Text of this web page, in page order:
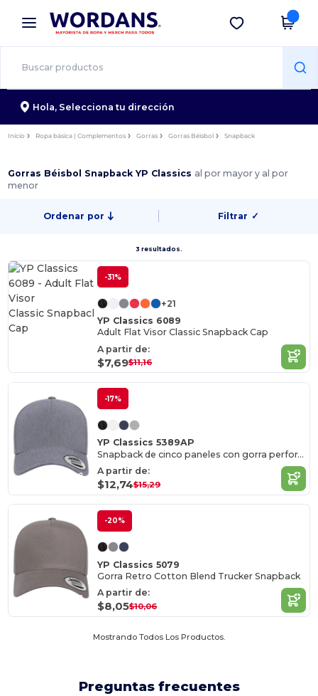
× App de Wordans
¡Mejores precios en app!
Descargar app
Hola, Selecciona tu dirección
Inicio Ropa básica | Complementos Gorras Gorras Béisbol Snapback
Gorras Béisbol Snapback YP Classics al por mayor y al por
menor
Ordenar por Filtrar ✓
3 resultados.
-31%
+21
YP Classics 6089
Adult Flat Visor Classic Snapback Cap
A partir de:
$7,69$11,16
-17%
YP Classics 5389AP
Snapback de cinco paneles con gorra perforada
A partir de:
$12,74$15,29
-20%
YP Classics 5079
Gorra Retro Cotton Blend Trucker Snapback
A partir de:
$8,05$10,06
Mostrando Todos Los Productos.
Preguntas frecuentes